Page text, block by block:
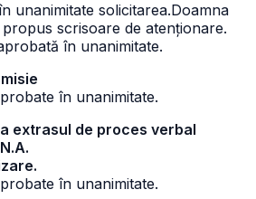
unanimitate solicitarea.Doamna
scrisoare de atenționare.
în unanimitate.
în unanimitate.
extrasul de proces verbal
în unanimitate.